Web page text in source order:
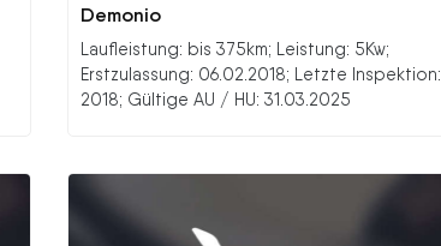
Demonio
Laufleistung: bis 375km; Leistung: 5Kw;
Erstzulassung: 06.02.2018; Letzte Inspektion:
2018; Gültige AU / HU: 31.03.2025